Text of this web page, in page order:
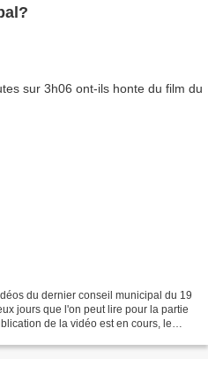
du dernier conseil municipal du 19
jours que l'on peut lire pour la partie
de la vidéo est en cours, le